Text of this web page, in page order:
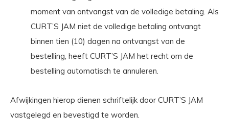
moment van ontvangst van de volledige betaling. Als
CURT’S JAM niet de volledige betaling ontvangt
binnen tien (10) dagen na ontvangst van de
bestelling, heeft CURT’S JAM het recht om de
bestelling automatisch te annuleren.
Afwijkingen hierop dienen schriftelijk door CURT’S JAM
vastgelegd en bevestigd te worden.